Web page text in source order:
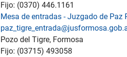
Fijo: (0370) 446.1161
Mesa de entradas - Juzgado de Paz
Pozo del Tigre, Formosa
Fijo: (03715) 493058